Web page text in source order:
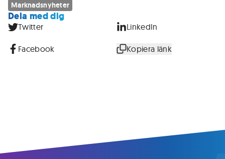
Marknadsnyheter
Dela med dig
Twitter LinkedIn
Facebook Kopiera länk